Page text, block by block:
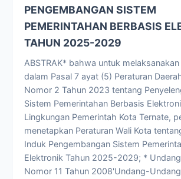
PENGEMBANGAN SISTEM
PEMERINTAHAN BERBASIS
TAHUN 2025-2029
ABSTRAK* bahwa untuk
dalam Pasal 7 ayat (5) Peraturan
Nomor 2 Tahun 2023 tentang
Sistem Pemerintahan Berbasis
Lingkungan Pemerintah Kota Ternate,
menetapkan Peraturan Wali Kota
Induk Pengembangan Sistem
Elektronik Tahun 2025-2029; *
Nomor 11 Tahun 2008'Undang-